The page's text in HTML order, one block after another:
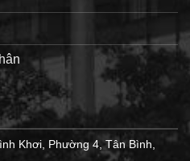
Khơi, Phường 4, Tân Bình,